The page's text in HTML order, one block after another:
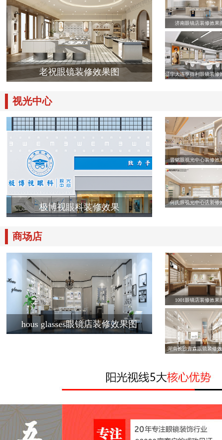
老祝眼镜装修效果图
济南眼镜店装修效果
辽宁大连亨得利眼镜装修
视光中心
极博视眼科装修效果
晋铭眼视光中心装修效
何氏眼视光中心店装修
商场店
hous glasses眼镜店装修效果图
1001眼镜店装修效果
湖南长沙青森眼镜装修